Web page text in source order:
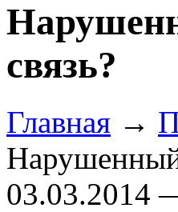
связь?
Главная →
Нарушенный
03.03.2014